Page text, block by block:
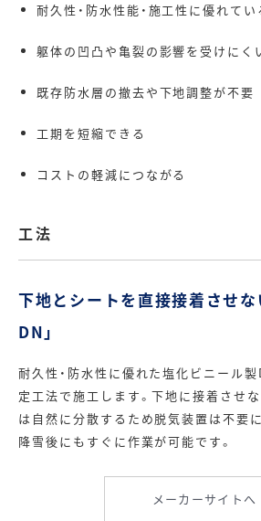
耐久性・防水性能・施工性に優れてい
躯体の凹凸や亀裂の影響を受けにく
既存防水層の撤去や下地調整が不要
工期を短縮できる
コストの軽減につながる
工法
下地とシートを直接接着させな
DN」
耐久性・防水性に優れた塩化ビニール
定工法で施工します。下地に接着させ
は自然に分散するため脱気装置は不要に
降雪後にもすぐに作業が可能です。
メーカーサイトへ